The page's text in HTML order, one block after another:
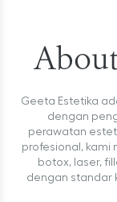
Geeta Estetika
dengan
perawatan
profesional,
botox, laser,
dengan standar